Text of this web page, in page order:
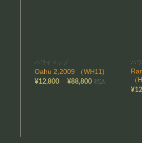
ハワイマップ
Oahu 2,2009 （WH11)
¥12,800 –¥88,800価税込
ハ
（
¥